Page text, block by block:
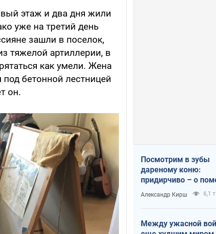
этаж и два дня жили
уже на третий день
зашли в поселок,
тяжелой артиллерии, в
как умели. Жена
под бетонной лестницей
он.
Посмотрим в зубы
дареному коню:
придирчиво – о
Украине
Александр Кирш 6,1 т.
Между ужасной